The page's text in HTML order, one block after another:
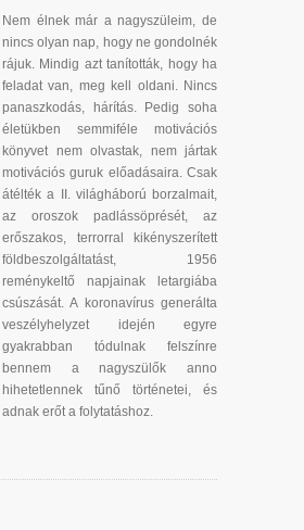
Nem élnek már a nagyszüleim, de
nincs olyan nap, hogy ne gondolnék
rájuk. Mindig azt tanították, hogy ha
feladat van, meg kell oldani. Nincs
panaszkodás, hárítás. Pedig soha
életükben semmiféle motivációs
könyvet nem olvastak, nem jártak
motivációs guruk előadásaira. Csak
átélték a II. világháború borzalmait,
az oroszok padlássöprését, az
erőszakos, terrorral kikényszerített
földbeszolgáltatást, 1956
reménykeltő napjainak letargiába
csúszását. A koronavírus generálta
veszélyhelyzet idején egyre
gyakrabban tódulnak felszínre
bennem a nagyszülők anno
hihetetlennek tűnő történetei, és
adnak erőt a folytatáshoz.